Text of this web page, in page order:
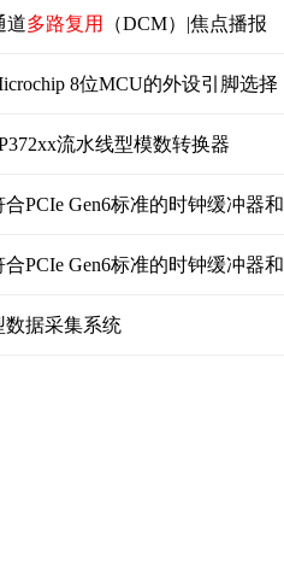
道多路复用 （DCM）|焦点播报
8位MCU的外设引脚选择
流水线型模数转换器
PCIe Gen6标准的时钟缓冲器和
PCIe Gen6标准的时钟缓冲器和
数据采集系统